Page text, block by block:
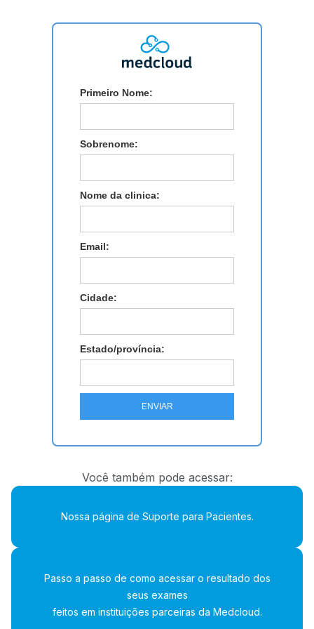
Primeiro Nome:
Sobrenome:
Nome da clinica:
Email:
Cidade:
Estado/província:
Você também pode acessar:
Nossa página de Suporte para Pacientes.
Passo a passo de como acessar o resultado dos
seus exames
feitos em instituições parceiras da Medcloud.